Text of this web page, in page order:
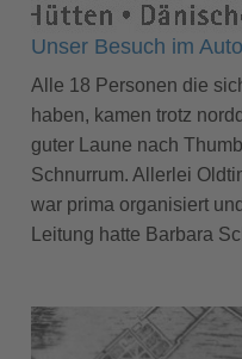
Unser Besuch im
Alle 18 Personen die
haben, kamen trotz
guter Laune nach
Schnurrum. Allerlei
war prima organisiert
Leitung hatte Barbara